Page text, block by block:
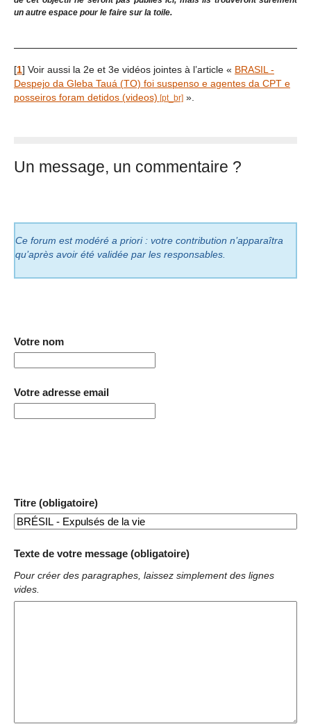
un autre espace pour le faire sur la toile.
[1] Voir aussi la 2e et 3e vidéos jointes à l’article « BRASIL -
Despejo da Gleba Tauá (TO) foi suspenso e agentes da CPT e
posseiros foram detidos (videos)
».
Un message, un commentaire ?
Ce forum est modéré a priori : votre contribution n’apparaîtra
qu’après avoir été validée par les responsables.
Votre nom
Votre adresse email
Titre (obligatoire)
Texte de votre message (obligatoire)
Pour créer des paragraphes, laissez simplement des lignes
vides.